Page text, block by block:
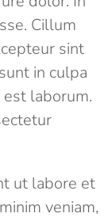
Cillum
sint
in culpa
laborum.
ut labore et
veniam,